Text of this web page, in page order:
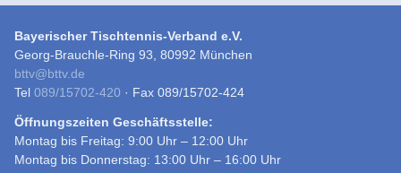
Bayerischer Tischtennis-Verband e.V.
Georg-Brauchle-Ring 93, 80992 München
bttv@bttv.de
Tel 089/15702-420 · Fax 089/15702-424
Öffnungszeiten Geschäftsstelle:
Montag bis Freitag: 9:00 Uhr – 12:00 Uhr
Montag bis Donnerstag: 13:00 Uhr – 16:00 Uhr